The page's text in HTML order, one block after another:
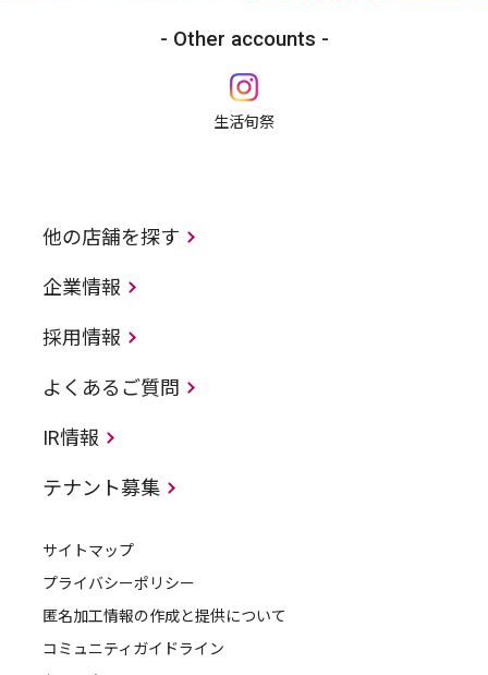
Other accounts
生活旬祭
他の店舗を探す
企業情報
採用情報
よくあるご質問
IR情報
テナント募集
サイトマップ
プライバシーポリシー
匿名加工情報の作成と提供について
コミュニティガイドライン